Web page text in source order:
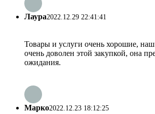
Лаура2022.12.29 22:41:41
Товары и услуги очень хорошие, наш
очень доволен этой закупкой, она
ожидания.
Марко2022.12.23 18:12:25